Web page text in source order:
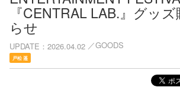
『CENTRAL LAB.』グッ
らせ
UPDATE 2026.04.02 GOODS
戸松 遥